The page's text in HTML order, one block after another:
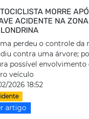
MORRE
ACIDENTE NA
perdeu o controle da
contra uma árvore;
possível envolvimento
veículo
2026 18:52
artigo